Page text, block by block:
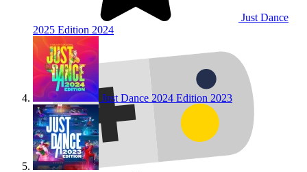
Just Dance
2025 Edition 2024
Just Dance 2024 Edition 2023